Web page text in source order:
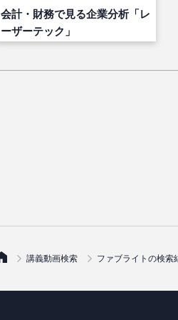
会計・財務で見る企業分析「レ
ーザーテック」
講義動画検索 ファブライトの検索